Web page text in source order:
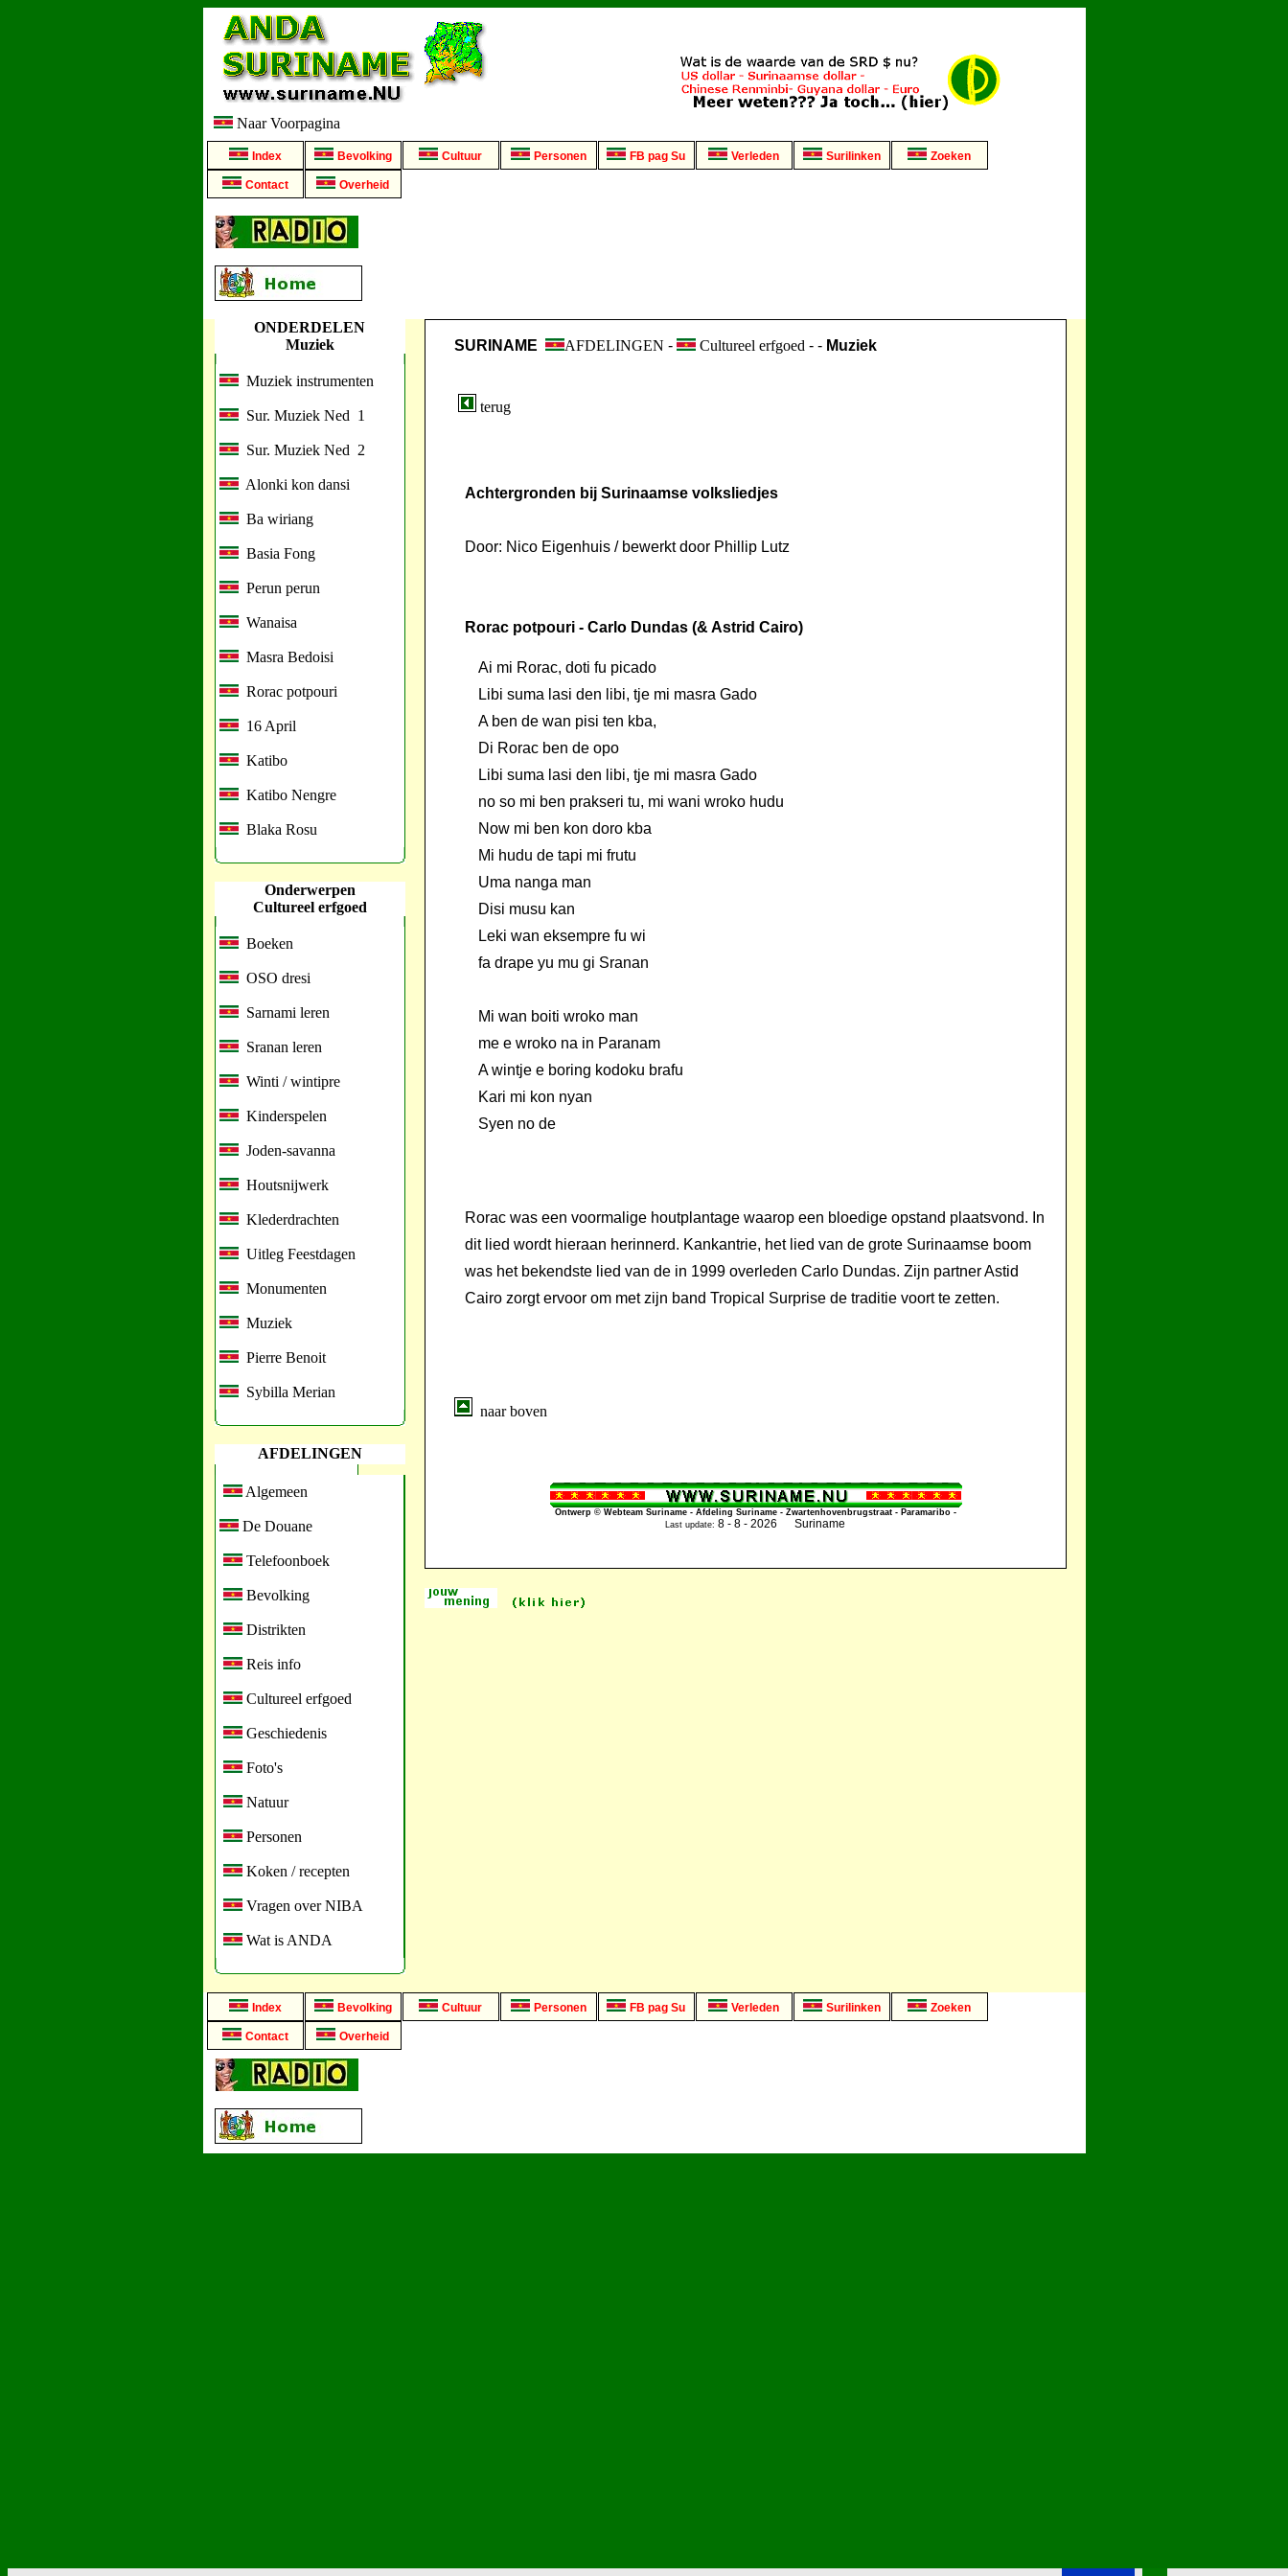
Naar Voorpagina
Index Bevolking Cultuur Personen FB pag Su Verleden Surilinken Zoeken
Contact Overheid
ONDERDELEN
Muziek
Muziek instrumenten
Sur. Muziek Ned 1
Sur. Muziek Ned 2
Alonki kon dansi
Ba wiriang
Basia Fong
Perun perun
Wanaisa
Masra Bedoisi
Rorac potpouri
16 April
Katibo
Katibo Nengre
Blaka Rosu
Onderwerpen
Cultureel erfgoed
Boeken
OSO dresi
Sarnami leren
Sranan leren
Winti / wintipre
Kinderspelen
Joden-savanna
Houtsnijwerk
Klederdrachten
Uitleg Feestdagen
Monumenten
Muziek
Pierre Benoit
Sybilla Merian
AFDELINGEN
Algemeen
De Douane
Telefoonboek
Bevolking
Distrikten
Reis info
Cultureel erfgoed
Geschiedenis
Foto's
Natuur
Personen
Koken / recepten
Vragen over NIBA
Wat is ANDA
SURINAME AFDELINGEN - Cultureel erfgoed - - Muziek
terug
Achtergronden bij Surinaamse volksliedjes
Door: Nico Eigenhuis / bewerkt door Phillip Lutz
Rorac potpouri - Carlo Dundas (& Astrid Cairo)
Ai mi Rorac, doti fu picado
Libi suma lasi den libi, tje mi masra Gado
A ben de wan pisi ten kba,
Di Rorac ben de opo
Libi suma lasi den libi, tje mi masra Gado
no so mi ben prakseri tu, mi wani wroko hudu
Now mi ben kon doro kba
Mi hudu de tapi mi frutu
Uma nanga man
Disi musu kan
Leki wan eksempre fu wi
fa drape yu mu gi Sranan
Mi wan boiti wroko man
me e wroko na in Paranam
A wintje e boring kodoku brafu
Kari mi kon nyan
Syen no de
Rorac was een voormalige houtplantage waarop een bloedige opstand plaatsvond. In
dit lied wordt hieraan herinnerd. Kankantrie, het lied van de grote Surinaamse boom
was het bekendste lied van de in 1999 overleden Carlo Dundas. Zijn partner Astid
Cairo zorgt ervoor om met zijn band Tropical Surprise de traditie voort te zetten.
naar boven
Ontwerp © Webteam Suriname - Afdeling Suriname - Zwartenhovenbrugstraat - Paramaribo -
Last update: 8 - 8 - 2026 Suriname
Index Bevolking Cultuur Personen FB pag Su Verleden Surilinken Zoeken
Contact Overheid